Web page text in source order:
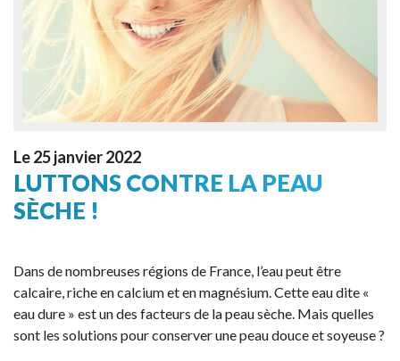
Le 25 janvier 2022
LUTTONS CONTRE LA PEAU
SÈCHE !
Dans de nombreuses régions de France, l’eau peut être
calcaire, riche en calcium et en magnésium. Cette eau dite «
eau dure » est un des facteurs de la peau sèche. Mais quelles
sont les solutions pour conserver une peau douce et soyeuse ?